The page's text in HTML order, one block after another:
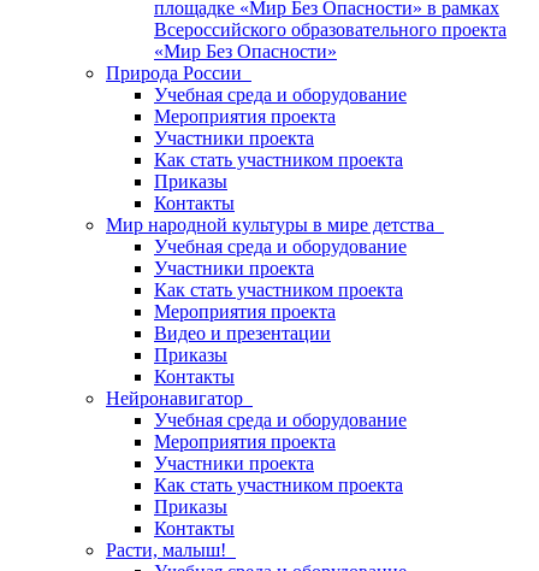
площадке «Мир Без Опасности» в рамках
Всероссийского образовательного проекта
«Мир Без Опасности»
Природа России
Учебная среда и оборудование
Мероприятия проекта
Участники проекта
Как стать участником проекта
Приказы
Контакты
Мир народной культуры в мире детства
Учебная среда и оборудование
Участники проекта
Как стать участником проекта
Мероприятия проекта
Видео и презентации
Приказы
Контакты
Нейронавигатор
Учебная среда и оборудование
Мероприятия проекта
Участники проекта
Как стать участником проекта
Приказы
Контакты
Расти, малыш!